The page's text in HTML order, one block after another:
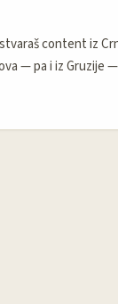
content iz
— pa i iz Gruzije
U 2026.
koje se lako